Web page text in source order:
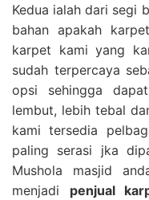
Kedua ialah dari segi
bahan apakah
karpet kami yang
sudah terpercaya
opsi sehingga
lembut, lebih tebal
kami tersedia
paling serasi jka
Mushola masjid
menjadi penjual